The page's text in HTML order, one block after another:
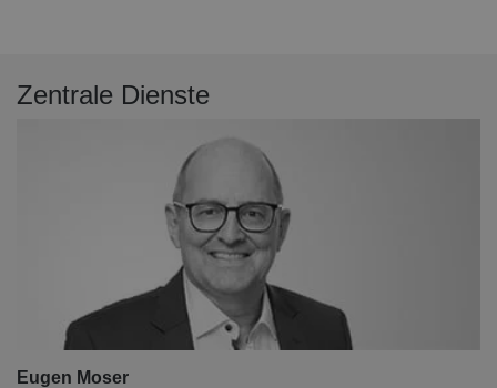
Zentrale Dienste
Eugen Moser